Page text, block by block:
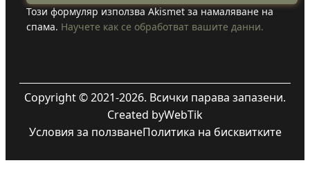
Този формуляр използва Akismet за намаляване на
спама. Научете как се обработват вашите данни.
Copyright © 2021-2026. Всички парава запазени.
Created byWebTik
Условия за ползванеПолитика на бисквитките